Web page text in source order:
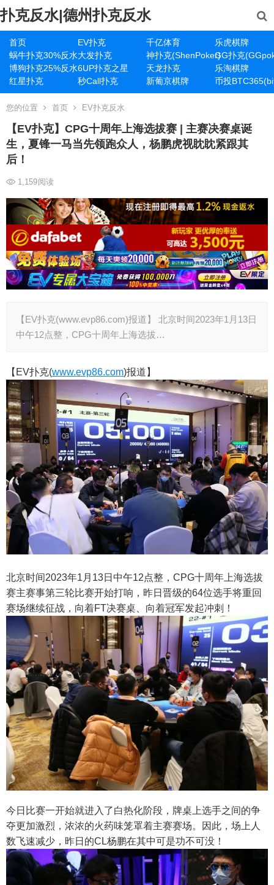
扑克反水|德州扑克反水
首页 EV扑克 千亿体育
乐虎棋牌
蜗牛扑克30%反水大发扑克 神扑克(ShenPoker)GG扑克
博狗扑克25%反水6UP扑克之星 天龙扑克
乐淘棋牌
红星扑克
秒Call扑克 新葡京棋牌 币投
您的位置 首页 EV扑克反水
【EV扑克】CPG十周年上海选拔赛 | 主赛决赛桌诞
生，夏锋一马当先领跑众人，杨鹏虎视眈眈紧跟其
后！
1,159阅读
【EV扑克(www.evp86.com)报道】 北京时间2023年1月13日
中午12点整，CPG十周年上海选拔…
【EV扑克(www.evp86.com)报道】
北京时间2023年1月13日中午12点整，CPG十周年上海选拔
赛主赛事第三轮比赛开始打响，昨日晋级的64位选手将重回
赛场继续征战，向着FT决赛桌、向着冠军发起冲刺！
今日比赛一开始就进入了白热化阶段，牌桌上选手之间的争
夺更加激烈，浓浓的火药味笼罩着主赛赛场。因此，场上人
数飞速减少，昨日的CL杨鹏在其中可是功不可没！